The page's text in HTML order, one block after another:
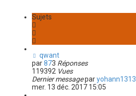
Sujets
qwant
par873 Réponses
119392 Vues
Dernier messageparyohann1313
mer. 13 déc. 2017 15:05